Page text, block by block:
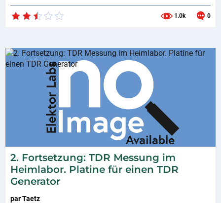
1.0k 0
2. Fortsetzung: TDR Messung im
Heimlabor. Platine für einen TDR
Generator
parTaetz